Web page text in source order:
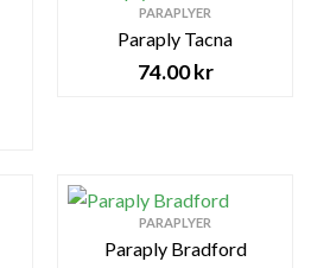
PARAPLYER
Paraply Tacna
74.00kr
PARAPLYER
Paraply Bradford